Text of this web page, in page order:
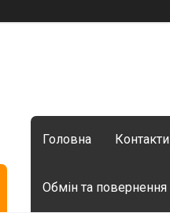
Головна Контакти
Обмін та повернення